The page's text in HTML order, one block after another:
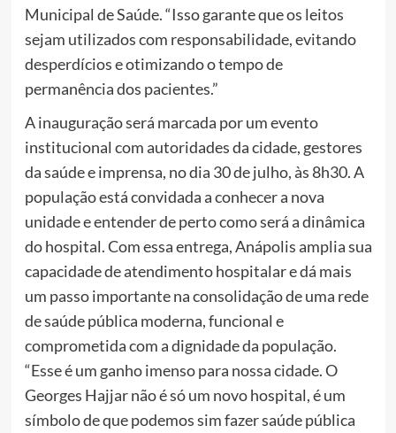
Municipal de Saúde. “Isso garante que os leitos
sejam utilizados com responsabilidade, evitando
desperdícios e otimizando o tempo de
permanência dos pacientes.”
A inauguração será marcada por um evento
institucional com autoridades da cidade, gestores
da saúde e imprensa, no dia 30 de julho, às 8h30. A
população está convidada a conhecer a nova
unidade e entender de perto como será a dinâmica
do hospital. Com essa entrega, Anápolis amplia sua
capacidade de atendimento hospitalar e dá mais
um passo importante na consolidação de uma rede
de saúde pública moderna, funcional e
comprometida com a dignidade da população.
“Esse é um ganho imenso para nossa cidade. O
Georges Hajjar não é só um novo hospital, é um
símbolo de que podemos sim fazer saúde pública